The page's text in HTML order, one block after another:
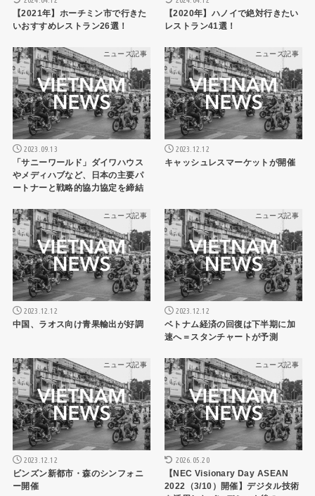
【2021年】ホーチミン市で行きた
いおすすめレストラン26選！
【2020年】ハノイで絶対行きたい
レストラン41選！
ニュース記事
2023.09.13
「サニーワールド」ダイワハウス
やメディハブなど、日本の主要パ
ートナーと戦略的協力協定を締結
ニュース記事
2023.12.12
キャッシュレスマーケットが開催
ニュース記事
2023.12.12
中国、ラオス向け青果輸出が好調
ニュース記事
2023.12.12
ベトナム経済の回復は下半期に加
速へ＝スタンチャートが予測
ニュース記事
2023.12.12
ビンズン新都市・森のシンフォニ
ー開催
ニュース記事
2026.05.20
【NEC Visionary Day ASEAN
2022（3/10）開催】デジタル技術